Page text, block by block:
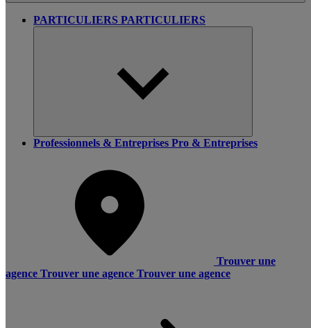
PARTICULIERS PARTICULIERS
Professionnels & Entreprises Pro & Entreprises
Trouver une
agence Trouver une agence Trouver une agence